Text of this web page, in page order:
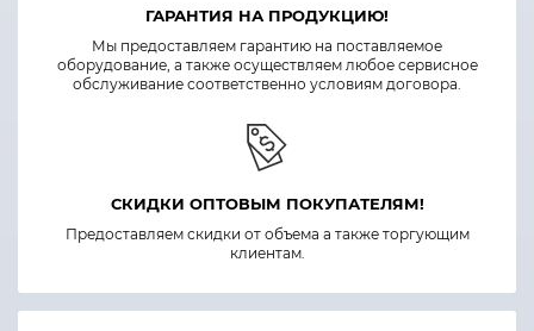
ГАРАНТИЯ НА ПРОДУКЦИЮ!
Мы предоставляем гарантию на поставляемое
оборудование, а также осуществляем любое сервисное
обслуживание соответственно условиям договора.
СКИДКИ ОПТОВЫМ ПОКУПАТЕЛЯМ!
Предоставляем скидки от объема а также торгующим
клиентам.